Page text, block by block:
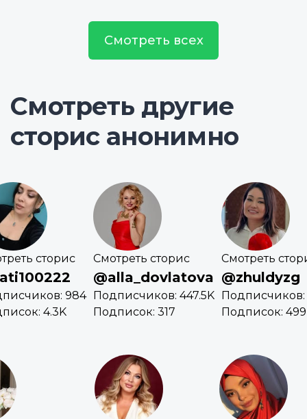
Смотреть всех
Смотреть другие
сторис анонимно
сторис
984
4.3K
Смотреть сторис
@alla_dovlatova
Подписчиков: 447.5K
Подписок: 317
Смотреть
@zhuldyzg
Подписчиков:
Подписок: 499